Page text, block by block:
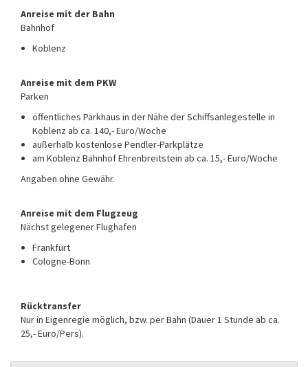
Anreise mit der Bahn
Bahnhof
Koblenz
Anreise mit dem PKW
Parken
öffentliches Parkhaus in der Nähe der Schiffsanlegestelle in
Koblenz ab ca. 140,- Euro/Woche
außerhalb kostenlose Pendler-Parkplätze
am Koblenz Bahnhof Ehrenbreitstein ab ca. 15,- Euro/Woche
Angaben ohne Gewähr.
Anreise mit dem Flugzeug
Nächst gelegener Flughafen
Frankfurt
Cologne-Bonn
Rücktransfer
Nur in Eigenregie möglich, bzw. per Bahn (Dauer 1 Stunde ab ca.
25,- Euro/Pers).